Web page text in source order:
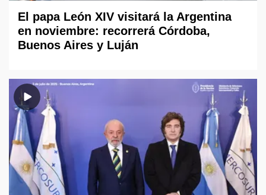
El papa León XIV visitará la Argentina
en noviembre: recorrerá Córdoba,
Buenos Aires y Luján